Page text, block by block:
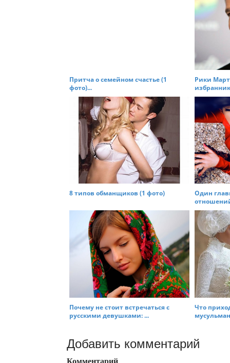
Притча о семейном счастье (1
фото)...
Рики
8 типов обманщиков (1 фото)
Один
Почему не стоит встречаться с
русскими девушками: ...
Что
Добавить комментарий
Комментарий